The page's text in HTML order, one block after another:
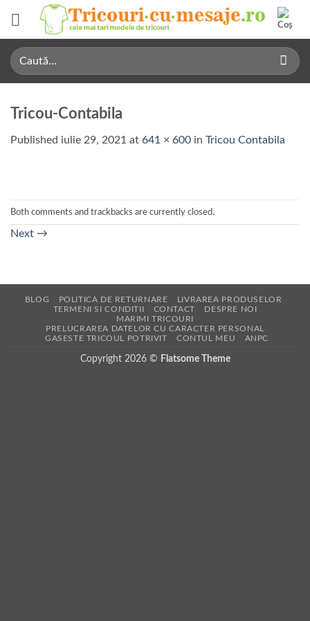
content
Caută
după:
Tricou-Contabila
Published iulie 29, 2021 at 641 × 600 in Tricou Contabila
Both comments and trackbacks are currently closed.
Next →
BLOG POLITICA DE RETURNARE
LIVRAREA PRODUSELOR
TERMENI SI CONDITII
CONTACT
DESPRE NOI
MARIMI TRICOURI
PRELUCRAREA DATELOR CU CARACTER PERSONAL
GASESTE TRICOUL POTRIVIT
CONTUL MEU ANPC
Copyright 2026 © Flatsome Theme